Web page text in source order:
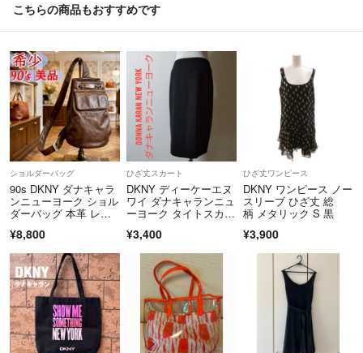
商品状態は掲載前に十分な確認を行っておりますが、重大な見落としが
ございました際はご返品を承ります。サイズが合わない、イメージが違
う、間違えた等お客様都合での返品はお受けしておりません。
・ご注文の商品と異なる商品が届いた場合
・商品状態が商品説明と著しく異なる場合
はご返品をお受けしております。
商品到着から5日以内にご連絡、返品受付後5日以内に当店に商品をご
返送ください。期限を過ぎた場合、初期不良等の場合でも対応いたしか
ねます。 必ず商品を受け取られた際に状態の確認をお願いいたしま
す。
クリーニングやアフターサービス代等の商品代金以上のご請求、不良品
の場合の一部返金での対応などはお受けできません。
Cランク以下の商品については、いかなる理由でもご返品をお断りさせ
ていただいております。
当アカウントはラクマ公式パートナーです。
こちらの商品もおすすめです
ショルダーバッグ
90s DKNY ダナキャラ
ンニューヨーク ショル
ダーバッグ 本革 レザ
¥8,800
ひざ丈スカート
DKNY ディーケーエヌ
ワイ ダナキャランニュ
ーヨーク タイトスカー
¥3,400
ひざ丈ワンピース
DKNY ワンピース ノー
スリーブ ひざ丈 総
柄 メタリック S 黒
¥3,900